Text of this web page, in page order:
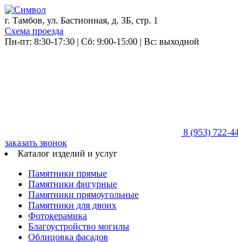
г. Тамбов, ул. Бастионная, д. 3Б, стр. 1
Схема проезда
Пн-пт: 8:30-17:30 | Сб: 9:00-15:00 | Вс: выходной
8 (953) 722-
заказать звонок
Каталог изделий и услуг
Памятники прямые
Памятники фигурные
Памятники прямоугольные
Памятники для двоих
Фотокерамика
Благоустройство могилы
Облицовка фасадов